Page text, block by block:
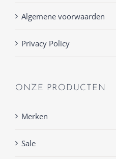
Algemene voorwaarden
Privacy Policy
ONZE PRODUCTEN
Merken
Sale